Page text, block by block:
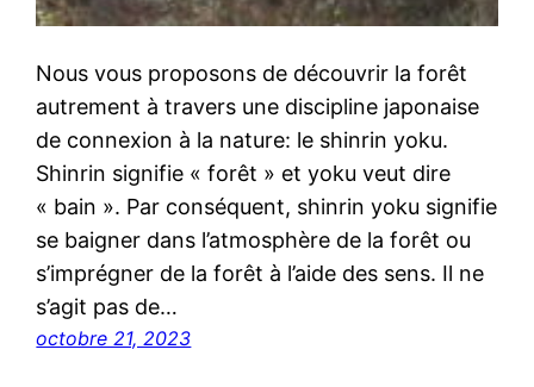
Nous vous proposons de découvrir la forêt
autrement à travers une discipline japonaise
de connexion à la nature: le shinrin yoku.
Shinrin signifie « forêt » et yoku veut dire
« bain ». Par conséquent, shinrin yoku signifie
se baigner dans l’atmosphère de la forêt ou
s’imprégner de la forêt à l’aide des sens. Il ne
s’agit pas de…
octobre 21, 2023